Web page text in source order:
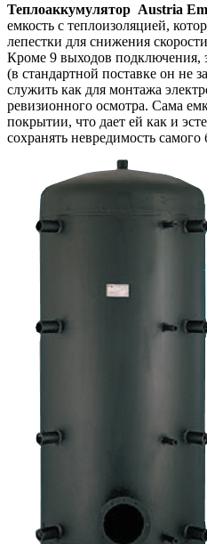
Теплоаккумулятор Austria
емкость с теплоизоляцией,
лепестки для снижения
Кроме 9 выходов подключения,
(в стандартной поставке он не
служить как для монтажа
ревизионного осмотра. Сама
покрытии, что дает ей как и
сохранять невредимость